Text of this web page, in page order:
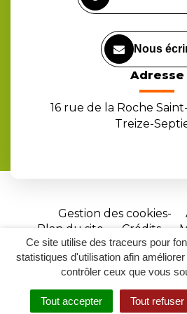
Ce site utilise des traceurs pour
statistiques d'utilisation afin
contrôler ceux que vous
Tout accepter Tout refuser
RECHERCHER
Nous
Adresse
16 rue de la Roche
Treize-
Gestion des cookies
Plan du site
Crédits
Site
réalisé
par
Inovagora